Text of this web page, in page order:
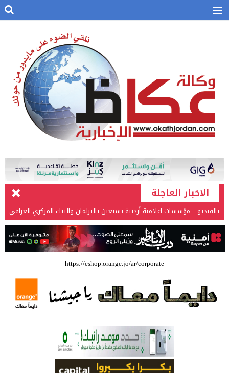
الاخبار العاجلة
بالفيديو .. مؤسسات اعلامية أردنية تستعين بالبرلمان والبنك المركزي العراقي
في قضيتها مع طارق الحسن
بالفيديو .. إرادة القائد ثم التعليم ثم الصناعة والزراعة قذفت ببنجلاديش خلال
عشرين عاما من دخل الفرد ٤٠٠$ سنويا الى ٦٠٠٠ $ ، فهل نستطيع ؟؟؟؟؟
شركة تسابيح للسياحة والسفر تسير اول رحلة لحجاج بيت الله الحرام عبر مطار
الملكة علياء الدولي – صور
العلمية الثقافية الأردنية
حملة للتبرع بالدم في جامعة الزيتونة الأردنية
https://eshop.orange.jo/ar/corporate